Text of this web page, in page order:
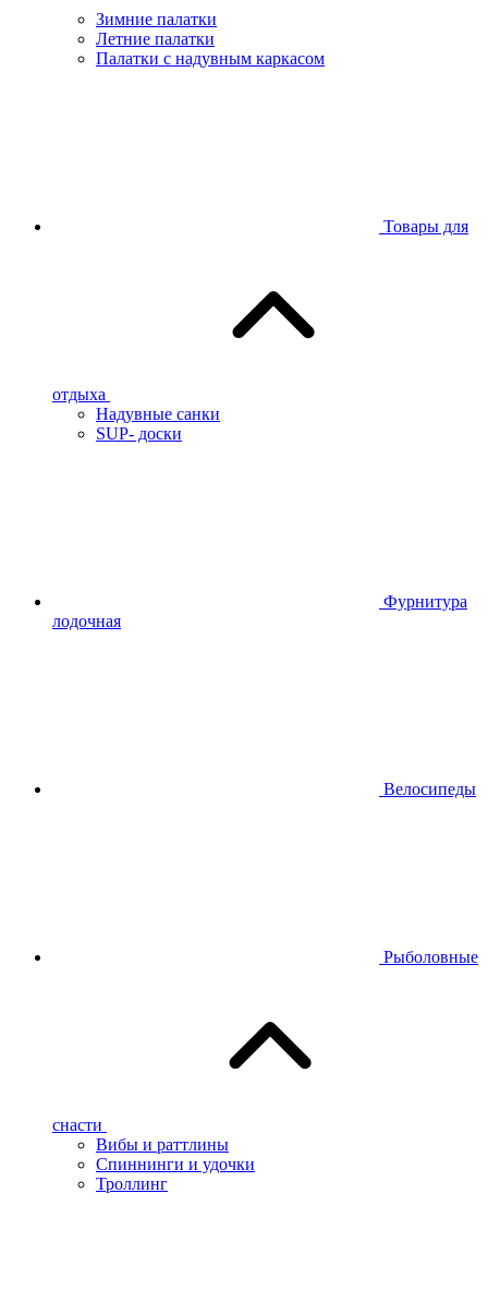
Зимние палатки
Летние палатки
Палатки с надувным каркасом
Товары для
отдыха
Надувные санки
SUP- доски
Фурнитура
лодочная
Велосипеды
Рыболовные
снасти
Вибы и раттлины
Спиннинги и удочки
Троллинг